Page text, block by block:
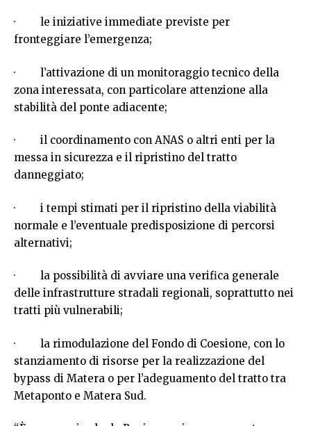
· le iniziative immediate previste per
fronteggiare l’emergenza;
· l’attivazione di un monitoraggio tecnico della
zona interessata, con particolare attenzione alla
stabilità del ponte adiacente;
· il coordinamento con ANAS o altri enti per la
messa in sicurezza e il ripristino del tratto
danneggiato;
· i tempi stimati per il ripristino della viabilità
normale e l’eventuale predisposizione di percorsi
alternativi;
· la possibilità di avviare una verifica generale
delle infrastrutture stradali regionali, soprattutto nei
tratti più vulnerabili;
· la rimodulazione del Fondo di Coesione, con lo
stanziamento di risorse per la realizzazione del
bypass di Matera o per l’adeguamento del tratto tra
Metaponto e Matera Sud.